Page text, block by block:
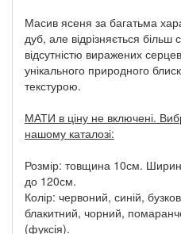
Масив ясеня за багатьма
дуб, але відрізняється
відсутністю виражених
унікального природного
текстурою.
МАТИ в ціну не включені.
нашому каталозі:
Розмір: товщина 10см.
до 120см.
Колір: червоний, синій,
блакитний, чорний,
(фуксія).